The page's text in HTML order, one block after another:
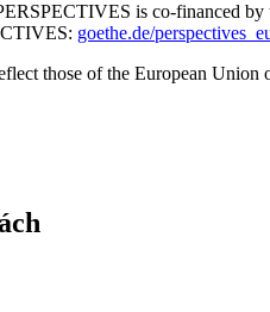
is co-financed
goethe.de/
those of the European